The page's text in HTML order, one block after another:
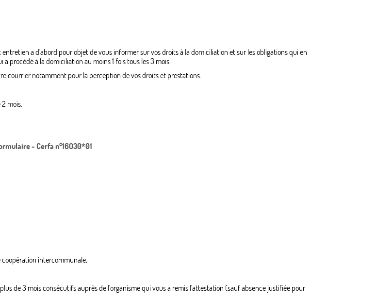
a d'abord pour objet de vous informer sur vos droits à la domiciliation et sur les obligations qui en
procédé à la domiciliation au moins 1 fois tous les 3 mois.
courrier notamment pour la perception de vos droits et prestations.
mois.
- Cerfa n°16030*01
coopération intercommunale,
de 3 mois consécutifs auprès de l'organisme qui vous a remis l'attestation (sauf absence justifiée pour